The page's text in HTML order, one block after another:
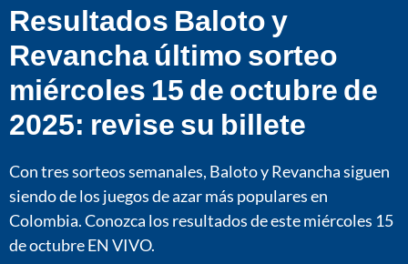
Resultados Baloto y
Revancha último sorteo
miércoles 15 de octubre de
2025: revise su billete
Con tres sorteos semanales, Baloto y Revancha siguen
siendo de los juegos de azar más populares en
Colombia. Conozca los resultados de este miércoles 15
de octubre EN VIVO.